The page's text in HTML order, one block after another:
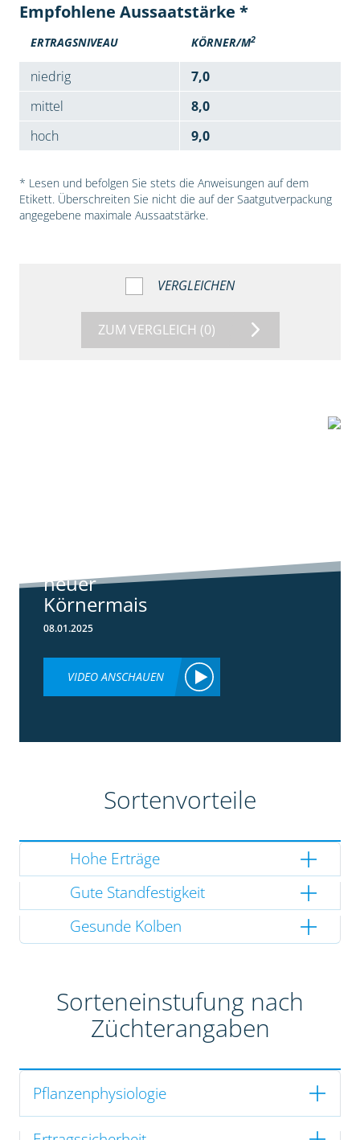
Empfohlene Aussaatstärke *
ERTRAGSNIVEAU KÖRNER/M2
niedrig
7,0
mittel
8,0
hoch
9,0
* Lesen und befolgen Sie stets die Anweisungen auf dem
Etikett. Überschreiten Sie nicht die auf der Saatgutverpackung
angegebene maximale Aussaatstärke.
VERGLEICHEN
ZUM VERGLEICH (0)
neuer
Körnermais
08.01.2025
VIDEO ANSCHAUEN
Sortenvorteile
Hohe Erträge
Gute Standfestigkeit
Gesunde Kolben
Sorteneinstufung nach
Züchterangaben
Pflanzenphysiologie